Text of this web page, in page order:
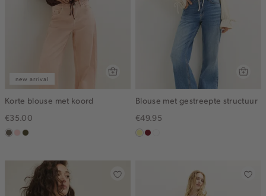
new arrival
Korte blouse met koord
€35.00
middenbruin
pinkgroen,
midden
Blouse met gestreepte structuur
€49.95
lichtgeel
rood,